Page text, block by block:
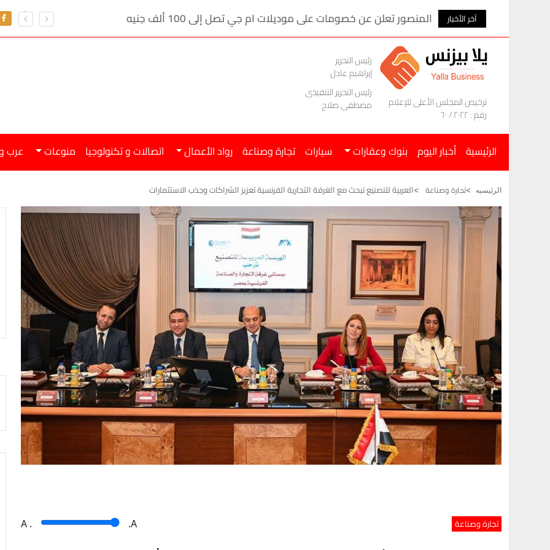
آخر الأخبار المنصور تعلن عن خصومات على موديلات ام جي تصل إلى 100 ألف جنيه
ترخيص المجلس الأعلى للإعلام
رقم : ٢٠٢٢ / ٦٠
رئيس التحرير
إبراهيم عادل
رئيس التحرير التنفيذى
مصطفى صلاح
الرئيسية أخبار اليوم بنوك وعقارات سيارات تجارة وصناعة رواد الأعمال اتصالات و تكنولوجيا منوعات عرب
الرئيسيه تجارة وصناعة العربية للتصنيع تبحث مع الغرفة التجارية الفرنسية تعزيز الشراكات وجذب الاستثمارات
تجارة وصناعة A . .A